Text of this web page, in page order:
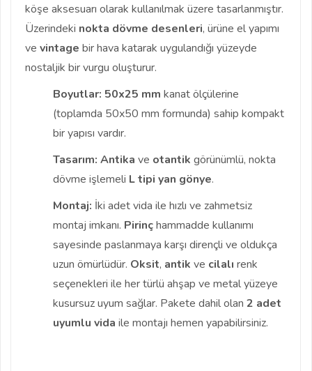
köşe aksesuarı olarak kullanılmak üzere tasarlanmıştır.
Üzerindeki nokta dövme desenleri, ürüne el yapımı
ve vintage bir hava katarak uygulandığı yüzeyde
nostaljik bir vurgu oluşturur.
Boyutlar: 50x25 mm kanat ölçülerine
(toplamda 50x50 mm formunda) sahip kompakt
bir yapısı vardır.
Tasarım: Antika ve otantik görünümlü, nokta
dövme işlemeli L tipi yan gönye.
Montaj: İki adet vida ile hızlı ve zahmetsiz
montaj imkanı. Pirinçhammadde kullanımı
sayesinde paslanmaya karşı dirençli ve oldukça
uzun ömürlüdür. Oksit, antik ve cilalı renk
seçenekleri ile her türlü ahşap ve metal yüzeye
kusursuz uyum sağlar. Pakete dahil olan 2 adet
uyumlu vida ile montajı hemen yapabilirsiniz.